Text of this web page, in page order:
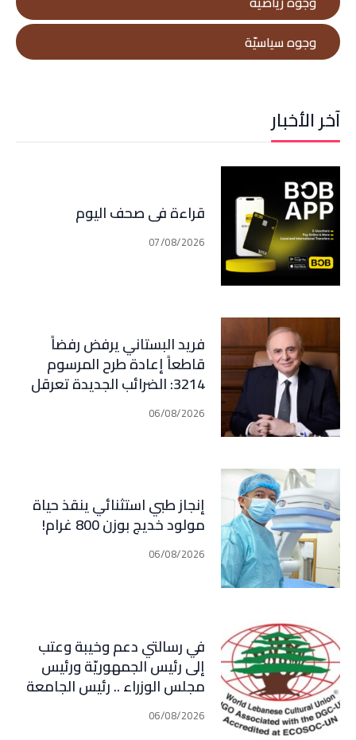
وجوه سياسيّة
آخر الأخبار
قراءة في صحف اليوم
07/08/2026
فريد البستاني يرفض رفضاً
قاطعاً إعادة طرح المرسوم
3214: الضرائب الجديدة تعرقل
التعافي الاقتصادي وتناقض
مبدأ الشراكة
06/08/2026
إنجاز طبي استثنائي ينقذ حياة
مولود خديج بوزن 800 غرام!
06/08/2026
في رسالتي دعم وخيبة وعتب
إلى رئيس الجمهوريّة ورئيس
مجلس الوزراء .. رئيس الجامعة
اللبنانية الثقافيّة في العالم
(WLCU) يؤكد دعم الدّولة06/08/2026